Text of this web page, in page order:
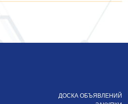
ДОСКА ОБЪЯВЛЕНИЙ